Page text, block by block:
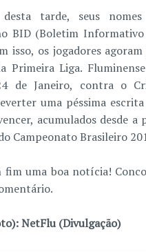
tarde, seus
BID (Boletim Informativo
isso, os jogadores
Primeira Liga.
de Janeiro, contra o
uma péssima escrita
acumulados desde a
Campeonato Brasileiro
fim uma boa notícia!
NetFlu (Divulgação)